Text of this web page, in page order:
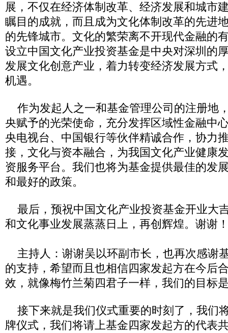
展，不仅在经济体制改革、经济发展和城市
瞩目的成就，而且成为文化体制改革的先进
的先锋城市。文化的繁荣离不开现代金融的
设立中国文化产业投资基金是中央对深圳的
发展文化创意产业，着力转变经济发展方式
机遇。
作为发起人之一和基金管理公司的注册地
央赋予的光荣使命，充分发挥区域性金融中
央电视台、中国银行等伙伴精诚合作，协力
接，文化与资本融合，为我国文化产业健康
资服务平台。我们也将为基金提供最佳的发
和最好的政策。
最后，预祝中国文化产业投资基金开业大
和文化事业发展蒸蒸日上，再创辉煌。谢谢
主持人：谢谢吴以环副市长，也再次感谢
的支持，希望而且也相信四家发起方在今后
效，就像梅竹兰菊四君子一样，我们的目标
接下来就是我们仪式重要的时刻了，我们
牌仪式，我们将请上基金四家发起方的代表